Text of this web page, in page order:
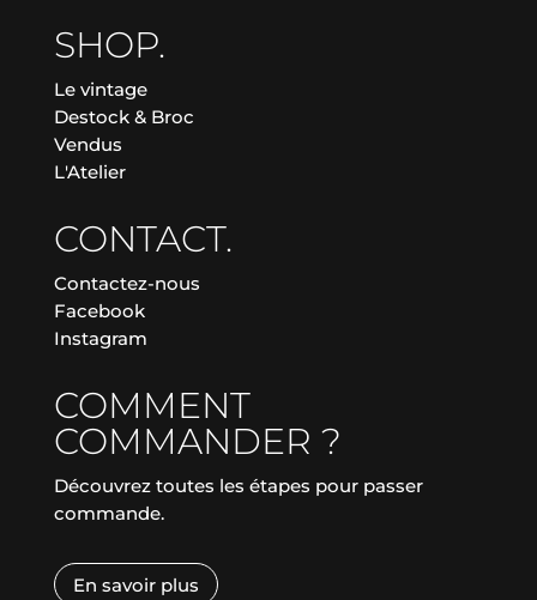
SHOP.
Le vintage
Destock & Broc
Vendus
L'Atelier
CONTACT.
Contactez-nous
Facebook
Instagram
COMMENT
COMMANDER ?
Découvrez toutes les étapes pour passer
commande.
En savoir plus